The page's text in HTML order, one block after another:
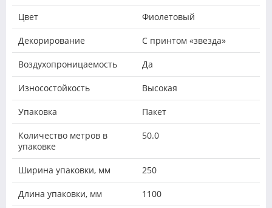
Цвет Фиолетовый
Декорирование С принтом «звезда»
Воздухопроницаемость Да
Износостойкость Высокая
Упаковка Пакет
Количество метров в
упаковке
50.0
Ширина упаковки, мм 250
Длина упаковки, мм 1100